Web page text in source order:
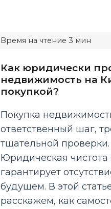
Как юридически
недвижимость на
покупкой?
Покупка
ответственный шаг,
тщательной проверки.
Юридическая чистота
гарантирует
будущем. В этой
расскажем, как